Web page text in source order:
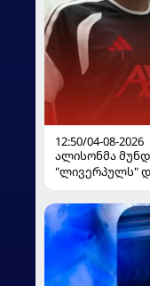
12:50/04-08-2026
ალისონმა
"ლივერპულს"